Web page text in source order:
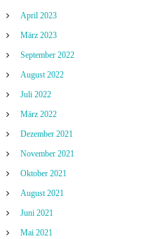
April 2023
März 2023
September 2022
August 2022
Juli 2022
März 2022
Dezember 2021
November 2021
Oktober 2021
August 2021
Juni 2021
Mai 2021